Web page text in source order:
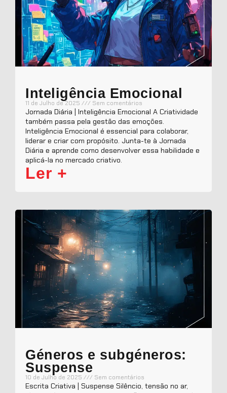
Inteligência Emocional
11 de Julho de 2025 Sem comentários
Jornada Diária | Inteligência Emocional A Criatividade
também passa pela gestão das emoções.
Inteligência Emocional é essencial para colaborar,
liderar e criar com propósito. Junta-te à Jornada
Diária e aprende como desenvolver essa habilidade e
aplicá-la no mercado criativo.
Ler +
Géneros e subgéneros:
Suspense
10 de Julho de 2025 Sem comentários
Escrita Criativa | Suspense Silêncio, tensão no ar,